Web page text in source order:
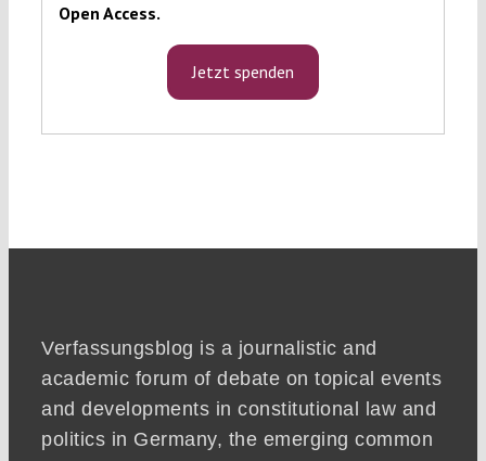
Open Access.
Jetzt spenden
Verfassungsblog is a journalistic and
academic forum of debate on topical events
and developments in constitutional law and
politics in Germany, the emerging common